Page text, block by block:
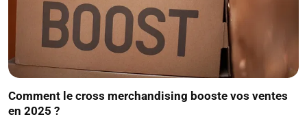
Comment le cross merchandising booste vos ventes
en 2025 ?